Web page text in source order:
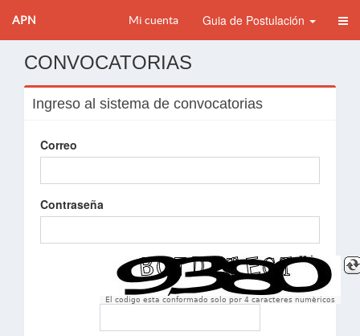
APN Mi cuenta Guia de Postulación
CONVOCATORIAS
Ingreso al sistema de convocatorias
Correo
Contraseña
El codigo esta conformado solo por 4 caracteres numèricos